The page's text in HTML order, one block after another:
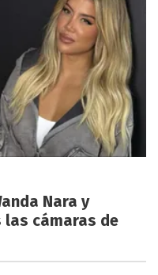
Nara y
cámaras de